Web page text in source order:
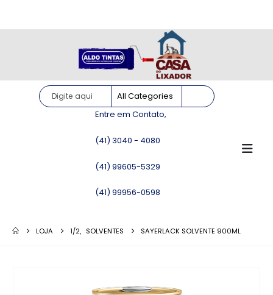
Entre em Contato,
(41) 3040 - 4080
(41) 99605-5329
(41) 99956-0598
LOJA 1/2, SOLVENTES SAYERLACK SOLVENTE 900ML